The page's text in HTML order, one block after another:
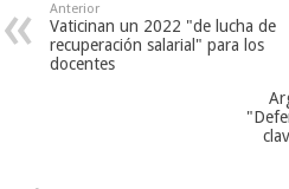
Anterior
Vaticinan un 2022 "de lucha de
recuperación salarial" para los
docentes